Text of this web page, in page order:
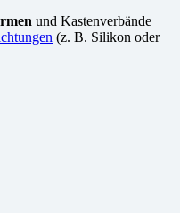
und Kastenverbände
(z. B. Silikon oder